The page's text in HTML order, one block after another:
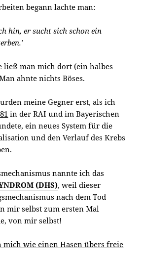
begann lachte man:
hin, er sucht sich schon ein
ließ man mich dort (ein halbes
ahnte nichts Böses.
meine Gegner erst, als ich
in der RAI und im Bayerischen
ein neues System für die
und den Verlauf des Krebs
nannte ich das
(DHS), weil dieser
nach dem Tod
mir selbst zum ersten Mal
von mir selbst!
mich wie einen Hasen übers freie